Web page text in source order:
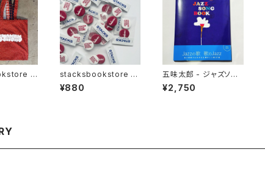
-
Fabri
stacksbookstore ×
三省堂書店 - 缶バッジ
セット
¥880
五味太郎 - ジャズソン
グブック
¥2,750